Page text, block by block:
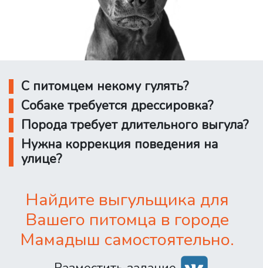
С питомцем некому гулять?
Собаке требуется дрессировка?
Порода требует длительного выгула?
Нужна коррекция поведения на
улице?
Найдите выгульщика для
Вашего питомца в городе
Мамадыш самостоятельно.